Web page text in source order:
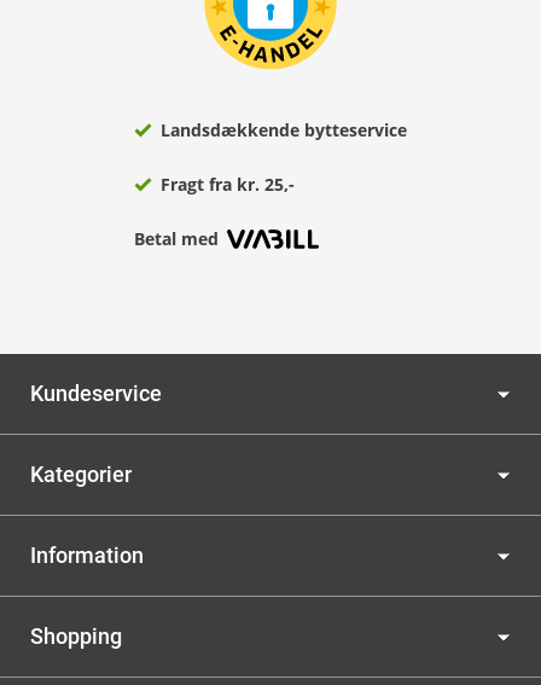
Landsdækkende bytteservice
Fragt fra kr. 25,-
Betal med
Kundeservice
Kategorier
Information
Shopping